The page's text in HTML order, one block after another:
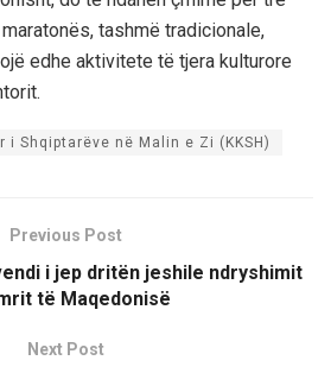
tashmë tradicionale,
edhe aktivitete të tjera kulturore
i Shqiptarëve në Malin e Zi (KKSH)
Previous Post
i jep dritën jeshile ndryshimit
të Maqedonisë
Next Post